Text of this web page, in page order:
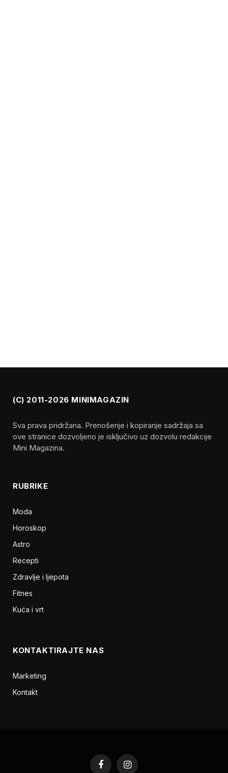
(C) 2011-2026 MINIMAGAZIN
Sva prava pridržana. Prenošenje i kopiranje sadržaja sa
ove stranice dozvoljeno je isključivo uz dozvolu redakcije
Mini Magazina.
RUBRIKE
Moda
Horoskop
Astro
Recepti
Zdravlje i ljepota
Fitnes
Kuća i vrt
KONTAKTIRAJTE NAS
Marketing
Kontakt
FacebookInstagram